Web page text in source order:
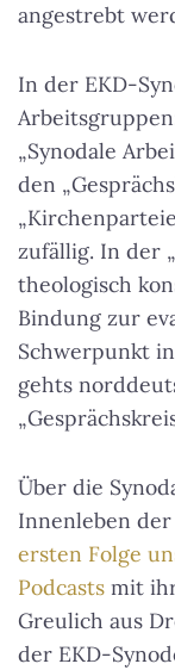
angestrebt
In der EKD-
„Synodale
den
zufällig. In der
theologisch
Bindung zur
Schwerpunkt
gehts
Über die
Innenleben
ersten Folge
Podcasts mit
Greulich aus
der EKD-